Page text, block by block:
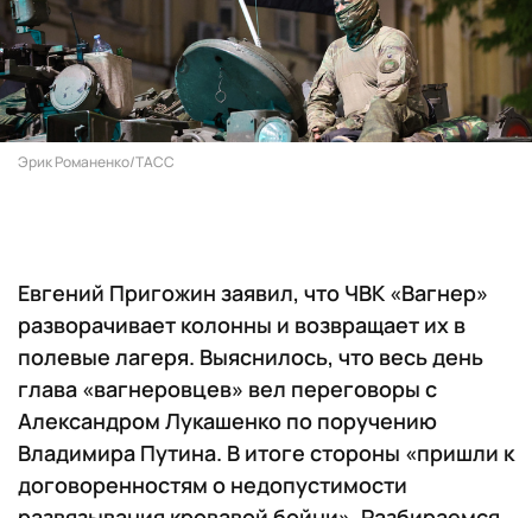
Эрик Романенко/ТАСС
Евгений Пригожин заявил, что ЧВК «Вагнер»
разворачивает колонны и возвращает их в
полевые лагеря. Выяснилось, что весь день
глава «вагнеровцев» вел переговоры с
Александром Лукашенко по поручению
Владимира Путина. В итоге стороны «пришли к
договоренностям о недопустимости